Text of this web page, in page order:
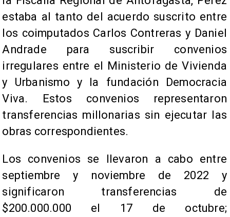
estaba al tanto del acuerdo suscrito entre
los coimputados Carlos Contreras y Daniel
Andrade para suscribir convenios
irregulares entre el Ministerio de Vivienda
y Urbanismo y la fundación Democracia
Viva. Estos convenios representaron
transferencias millonarias sin ejecutar las
obras correspondientes.
Los convenios se llevaron a cabo entre
septiembre y noviembre de 2022 y
significaron transferencias de
$200.000.000 el 17 de octubre;